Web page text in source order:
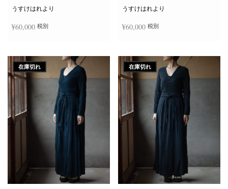
うすけはれより
¥60,000 税別
うすけはれより
¥60,000 税別
在庫切れ 在庫切れ